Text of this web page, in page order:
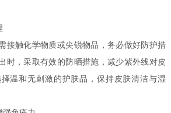
触化学物质或尖锐物品，务必做好防护措
时，采取有效的防晒措施，减少紫外线对皮
温和无刺激的护肤品，保持皮肤清洁与湿